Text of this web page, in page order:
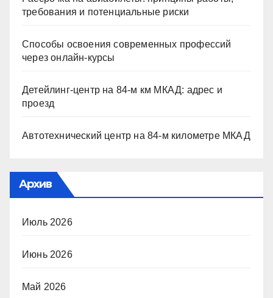
требования и потенциальные риски
Способы освоения современных профессий
через онлайн-курсы
Детейлинг-центр на 84-м км МКАД: адрес и
проезд
Автотехнический центр на 84-м километре МКАД
Архив
Июль 2026
Июнь 2026
Май 2026